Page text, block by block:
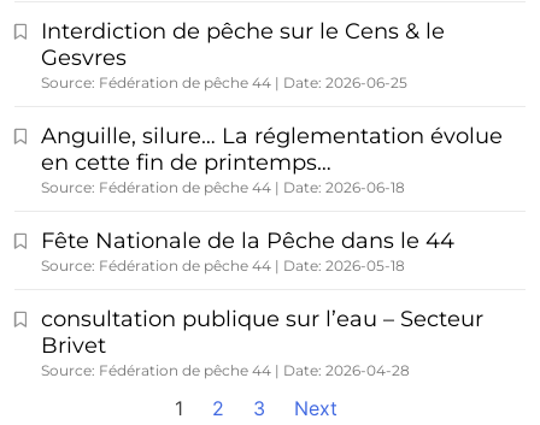
Interdiction de pêche sur le Cens & le
Gesvres
Source: Fédération de pêche 44 Date: 2026-06-25
Anguille, silure… La réglementation évolue
en cette fin de printemps…
Source: Fédération de pêche 44 Date: 2026-06-18
Fête Nationale de la Pêche dans le 44
Source: Fédération de pêche 44 Date: 2026-05-18
consultation publique sur l’eau – Secteur
Brivet
Source: Fédération de pêche 44 Date: 2026-04-28
1 2 3 Next